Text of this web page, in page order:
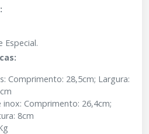
Especial.
Comprimento: 28,5cm; Largura:
Comprimento: 26,4cm;
8cm